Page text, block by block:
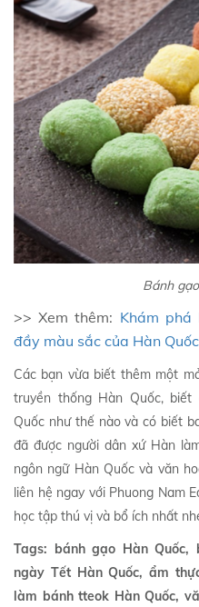
Bánh
>> Xem thêm: Khám
đầy màu sắc của Hàn Quốc
Các bạn vừa biết thêm một
truyền thống Hàn Quốc,
Quốc như thế nào và có biết
đã được người dân xứ Hàn
ngôn ngữ Hàn Quốc và văn
liên hệ ngay với Phuong Nam
học tập thú vị và bổ ích nhất
Tags: bánh gạo Hàn Quốc,
ngày Tết Hàn Quốc, ẩm
làm bánh tteok Hàn Quốc,